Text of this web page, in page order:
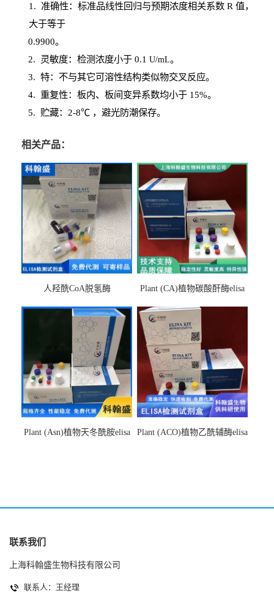
1 . 准确性：标准品线性回归与预期浓度相关系数 R 值，
大于等于
0.9900。
2. 灵敏度：检测浓度小于0.1 U/mL。
3. 特：不与其它可溶性结构类似物交叉反应。
4. 重复性：板内、板间变异系数均小于15%。
5. 贮藏：2-8℃ ，避光防潮保存。
相关产品：
人羟酰CoA脱氢酶
Plant (CA)植物碳酸酐酶elisa
Plant (Asn)植物天冬酰胺elisa
Plant (ACO)植物乙酰辅酶elisa
联系我们
上海科翰盛生物科技有限公司
联系人：王经理